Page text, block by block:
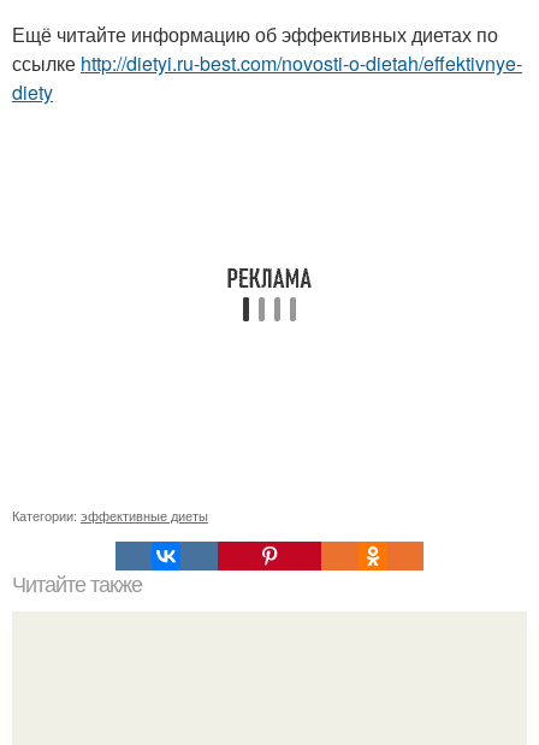
Ещё читайте информацию об эффективных диетах по
ссылке http://dietyi.ru-best.com/novosti-o-dietah/effektivnye-
diety
Категории: эффективные диеты
Читайте также